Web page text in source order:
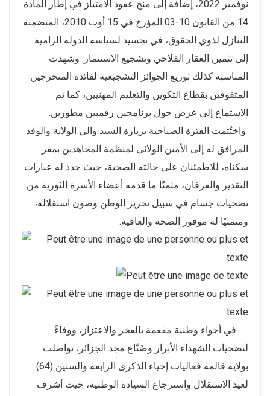
نوفمبر 2022، إضافة إلى منح عقود الامتياز في إطار المادة
14 من القانون 10-03 المؤرخ في 15 أوت 2010، المتضمنة
التنازل لذوي الحقوق، في تجسيد لسياسة الدولة الرامية
إلى تثمين العقار الفلاحي وتشجيع الاستثمار. وشهدت
المناسبة كذلك توزيع الجوائز التشجيعية لفائدة المتخرجين
المتفوقين بقطاع التكوين والتعليم المهنيين، كما تم
الاستماع إلى عرض حول برنامجين رقميين مطورين.
واختُتمت الفترة الصباحية بزيارة السيد والي الولاية والوفد
المرافق له إلى الأمين الولائي لمنظمة المجاهدين بمقر
سكناه، للاطمئنان على حالته الصحية، حيث جدد له عبارات
التقدير والعرفان، مثمنًا ما قدمه أعضاء الأسرة الثورية من
تضحيات جسام في سبيل تحرير الوطن وصون استقلاله،
ومتمنيًا له موفور الصحة والعافية.
في أجواء وطنية مفعمة بالفخر والاعتزاز، ووفاءً
لتضحيات الشهداء الأبرار وصُنّاع مجد الجزائر، تواصلت
بولاية قالمة فعاليات إحياء الذكرى الرابعة والستين (64)
لعيد الاستقلال واسترجاع السيادة الوطنية، حيث أشرف